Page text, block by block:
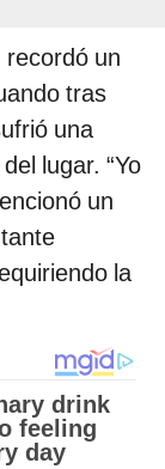
un
tras
una
lugar. “Yo
un
la